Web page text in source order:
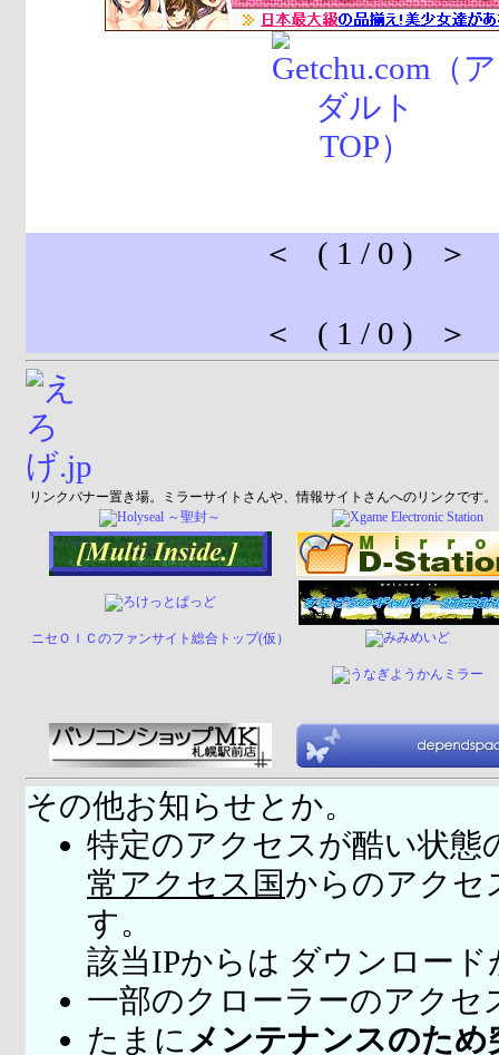
＜ ( 1 / 0 ) ＞
＜ ( 1 / 0 ) ＞
リンクバナー置き場。ミラーサイトさんや、情報サイトさんへのリンクです。
ニセＯＩＣのファンサイト総合トップ(仮）
その他お知らせとか。
特定のアクセスが酷い状態
常アクセス国からのアクセ
す。
該当IPからは ダウンロー
一部のクローラーのアクセ
たまに メンテナンスのため